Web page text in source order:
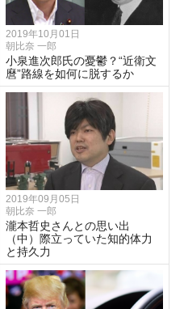
2019年10月01日
朝比奈 一郎
小泉進次郎氏の憂鬱？“近衛文
麿”路線を如何に脱するか
2019年09月05日
朝比奈 一郎
瀧本哲史さんとの思い出
（中）際立っていた知的体力
と持久力